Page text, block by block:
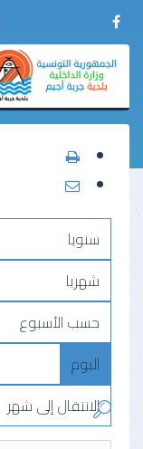
سنويا
شهريا
حسب الأسبوع
اليوم
الانتقال إلى شهر